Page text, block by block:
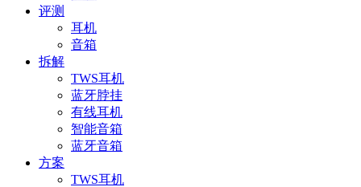
评测
耳机
音箱
拆解
TWS耳机
蓝牙脖挂
有线耳机
智能音箱
蓝牙音箱
方案
TWS耳机